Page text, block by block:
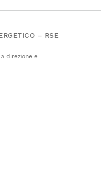
– RSE
direzione e